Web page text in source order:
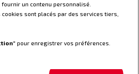
partenaire de
un contenu personnalisé.
sont placés par des services tiers,
" pour enregistrer vos préférences.